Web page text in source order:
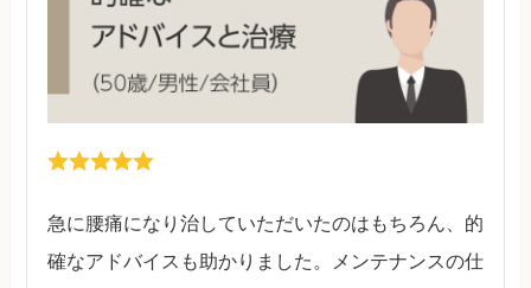
急に腰痛になり治していただいたのはもちろん、的
確なアドバイスも助かりました。メンテナンスの仕